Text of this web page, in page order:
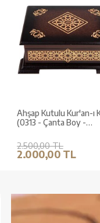
Ahşap Kutulu Kur'an-ı
(0313 - Çanta Boy -
2.500,00 TL
2.000,00 TL